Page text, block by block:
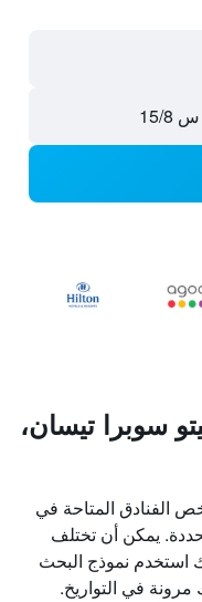
س 15/8
سوبرا تيسان،
الفنادق المتاحة في
يمكن أن تختلف
استخدم نموذج البحث
مرونة في التواريخ.